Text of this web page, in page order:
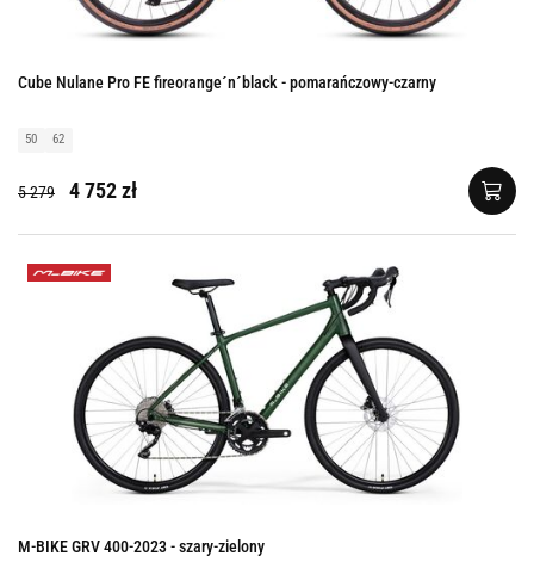
Cube Nulane Pro FE fireorange´n´black - pomarańczowy-czarny
50 62
5 279 4 752 zł
M-BIKE GRV 400-2023 - szary-zielony